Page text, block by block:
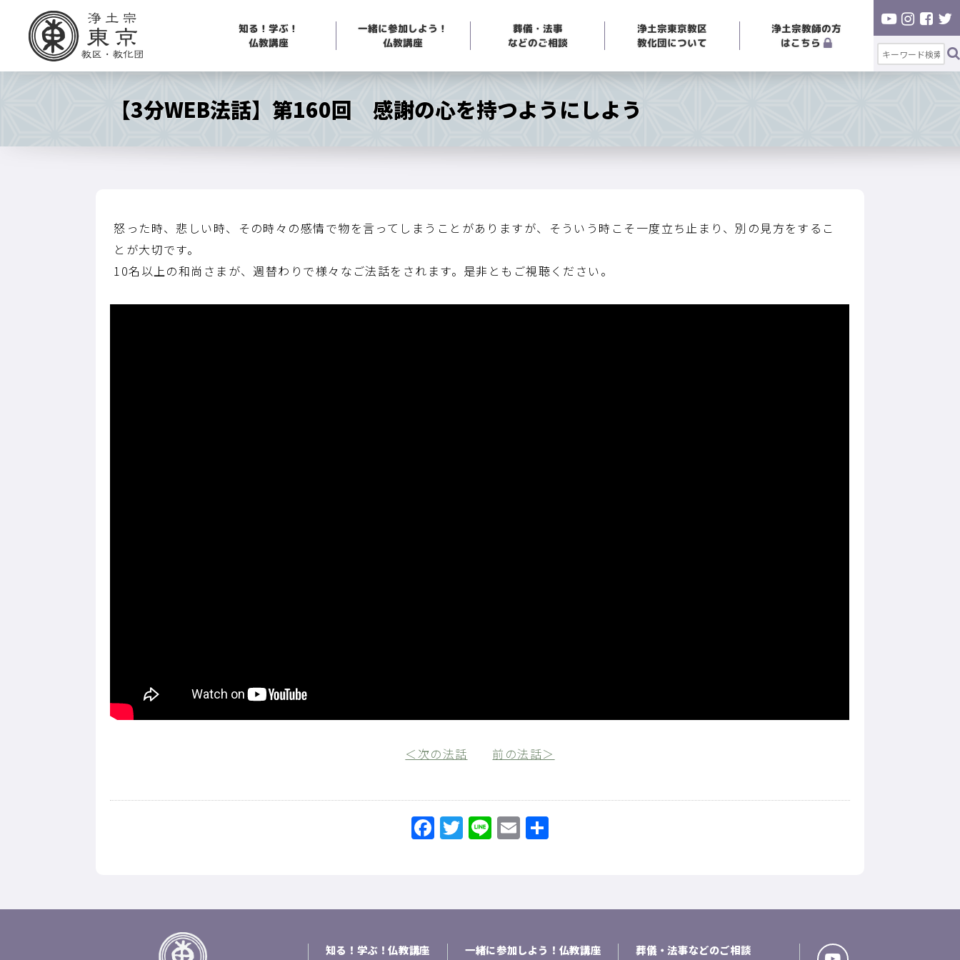
知る！学ぶ！
仏教講座
一緒に参加しよう！
仏教講座
葬儀・法事
などのご相談
浄土宗東京教区
教化団について
浄土宗教師の方
はこちら
【3分WEB法話】第160回 感謝の心を持つようにしよう
怒った時、悲しい時、その時々の感情で物を言ってしまうことがありますが、そういう時こそ一度立ち止まり、別の見方をするこ
とが大切です。
10名以上の和尚さまが、週替わりで様々なご法話をされます。是非ともご視聴ください。
＜次の法話 前の法話＞
Facebook
Twitter
LineEmail
知る！学ぶ！仏教講座 一緒に参加しよう！仏教講座 葬儀・法事などのご相談